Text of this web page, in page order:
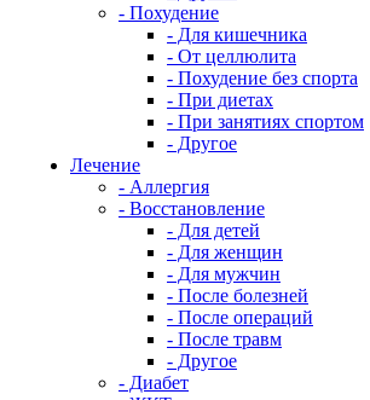
- Похудение
- Для кишечника
- От целлюлита
- Похудение без спорта
- При диетах
- При занятиях спортом
- Другое
Лечение
- Аллергия
- Восстановление
- Для детей
- Для женщин
- Для мужчин
- После болезней
- После операций
- После травм
- Другое
- Диабет